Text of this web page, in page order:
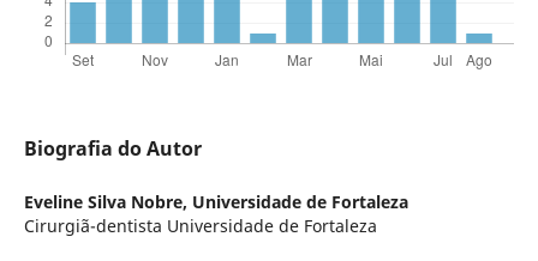
Biografia do Autor
Eveline Silva Nobre, Universidade de Fortaleza
Cirurgiã-dentista Universidade de Fortaleza